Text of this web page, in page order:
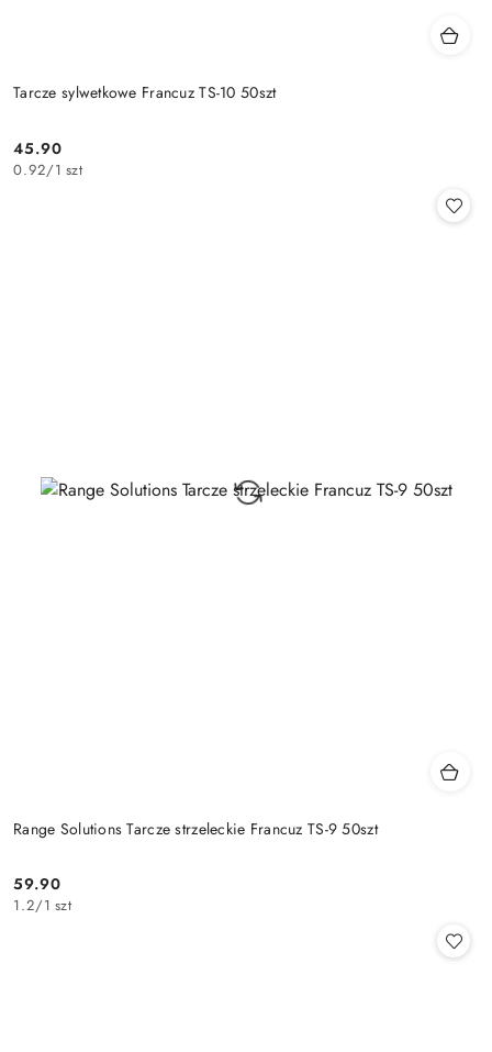
Tarcze sylwetkowe Francuz TS-10 50szt
Cena:
45.90
0.92/1 szt
Range Solutions Tarcze strzeleckie Francuz TS-9 50szt
Cena:
59.90
1.2/1 szt